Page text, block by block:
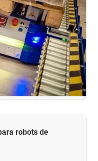
robots de